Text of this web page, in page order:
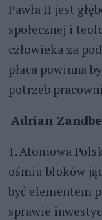
Pawła II jest
społecznej i
człowieka za
płaca powinna
potrzeb
Adrian
1. Atomowa
ośmiu bloków
być elementem
sprawie